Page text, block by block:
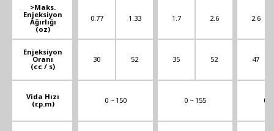
>Maks.
Enjeksiyon
Ağırlığı
(oz)
Enjeksiyon
Oranı
(cc / s)
Vida Hızı
(r.p.m)
0.77 1.33
30 52
0 ~ 150
1.7 2.6
35 52
0 ~ 155
2.6
47
0